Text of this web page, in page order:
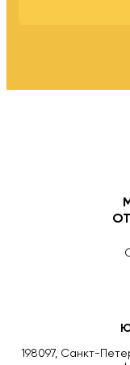
198097, Санкт-